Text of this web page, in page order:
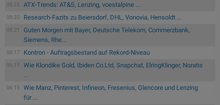
08:25 ATX-Trends: AT&S, Lenzing, voestalpine ...
08:23 Research-Fazits zu Beiersdorf, DHL, Vonovia, Hensoldt ...
08:21
Guten Morgen mit Bayer, Deutsche Telekom, Commerzbank,
Siemens, Rhe...
08:17 Kontron - Auftragsbestand auf Rekord-Niveau
06:15
Wie Klondike Gold, Ibiden Co.Ltd, Snapchat, ElringKlinger, Noratis
...
06:15
Wie Manz, Pinterest, Infineon, Fresenius, Glencore und Lenzing
für ...